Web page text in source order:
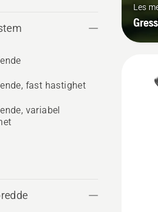
fast hastighet
variabel
Les